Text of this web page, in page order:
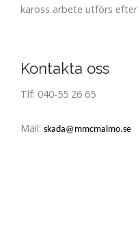
kaross arbete utförs efter
Kontakta oss
Tlf: 040-55 26 65
Mail: skada@mmcmalmo.se